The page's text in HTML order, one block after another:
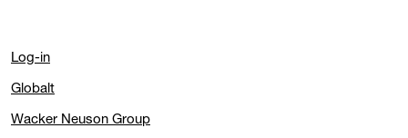
Log-in
Globalt
Wacker Neuson Group